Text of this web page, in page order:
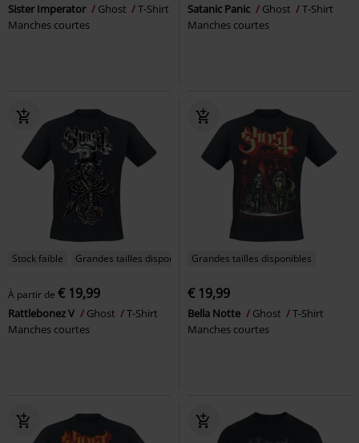
Sister Imperator Ghost
T-Shirt
Manches courtes
Satanic Panic Ghost
T-Shirt
Manches courtes
Stock faible Grandes tailles disponibles
À partir de € 19,99
Rattlebonez V Ghost
T-Shirt
Manches courtes
Grandes tailles disponibles
€ 19,99
Bella Notte Ghost
T-Shirt
Manches courtes